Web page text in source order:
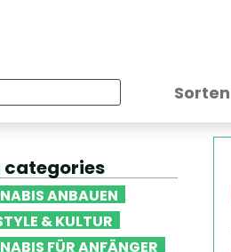
Sorten
categories
ANBAUEN
& KULTUR
FÜR ANFÄNGER